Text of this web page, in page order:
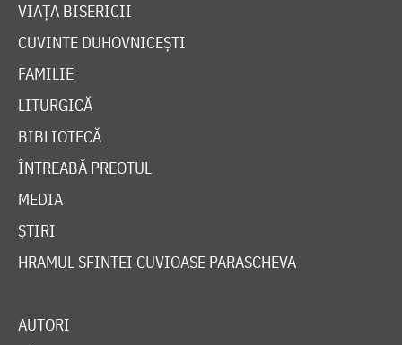
VIAȚA BISERICII
CUVINTE DUHOVNICEȘTI
FAMILIE
LITURGICĂ
BIBLIOTECĂ
ÎNTREABĂ PREOTUL
MEDIA
ȘTIRI
HRAMUL SFINTEI CUVIOASE PARASCHEVA
AUTORI